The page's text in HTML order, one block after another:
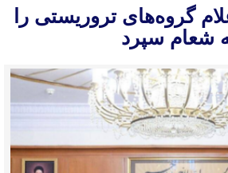
گروه‌های تروریستی را
شعام سپرد